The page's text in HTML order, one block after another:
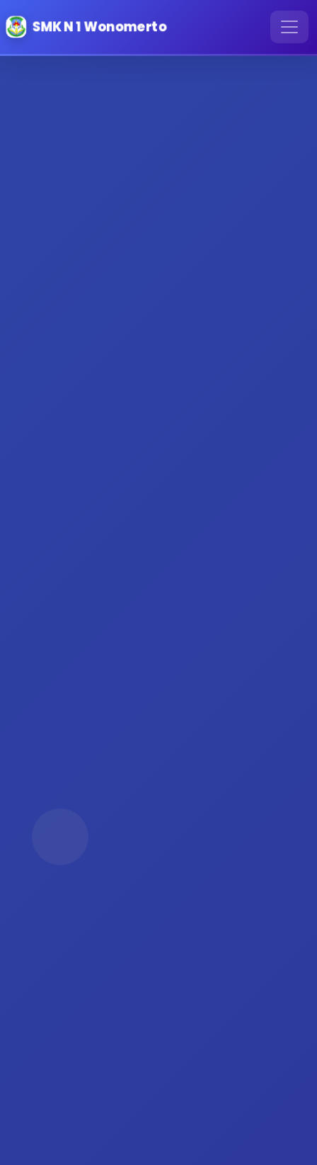
SMK N 1 Wonomerto